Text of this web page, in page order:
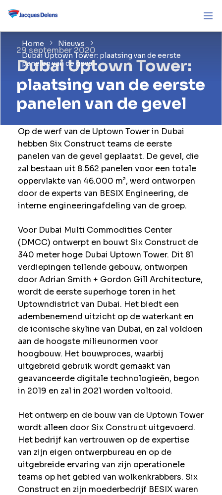
Home
Nieuws
Dubai Uptown Tower: plaatsing van de eerste
panelen van de gevel
29 september 2020
Dubai Uptown Tower:
plaatsing van de eerste
panelen van de gevel
Op de werf van de Uptown Tower in Dubai
hebben Six Construct teams de eerste
panelen van de gevel geplaatst. De gevel, die
zal bestaan uit 8.562 panelen voor een totale
oppervlakte van 46.000 m², werd ontworpen
door de experts van BESIX Engineering, de
interne engineeringafdeling van de groep.
Voor Dubai Multi Commodities Center
(DMCC) ontwerpt en bouwt Six Construct de
340 meter hoge Dubai Uptown Tower. Dit 81
verdiepingen tellende gebouw, ontworpen
door Adrian Smith + Gordon Gill Architecture,
wordt de eerste superhoge toren in het
Uptowndistrict van Dubai. Het biedt een
adembenemend uitzicht op de waterkant en
de iconische skyline van Dubai, en zal voldoen
aan de hoogste milieunormen voor
hoogbouw. Het bouwproces, waarbij
uitgebreid gebruik wordt gemaakt van
geavanceerde digitale technologieën, begon
in 2019 en zal in 2021 worden voltooid.
Het ontwerp en de bouw van de Uptown Tower
wordt alleen door Six Construct uitgevoerd.
Het bedrijf kan vertrouwen op de expertise
van zijn eigen ontwerpbureau en op de
uitgebreide ervaring van zijn operationele
teams op het gebied van wolkenkrabbers. Six
Construct en zijn moederbedrijf BESIX waren